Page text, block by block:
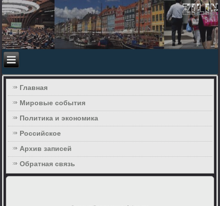
Главная
Мировые события
Политика и экономика
Российское
Архив записей
Обратная связь